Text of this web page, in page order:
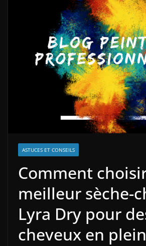
ASTUCES ET CONSEILS
Comment
meilleur sèche-
Lyra Dry pour
cheveux en